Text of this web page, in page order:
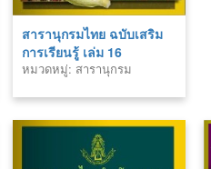
สารานุกรมไทย ฉบับเสริม
การเรียนรู้ เล่ม 16
หมวดหมู่: สารานุกรม